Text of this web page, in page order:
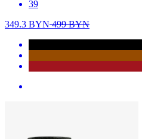
39
349.3 BYN499BYN